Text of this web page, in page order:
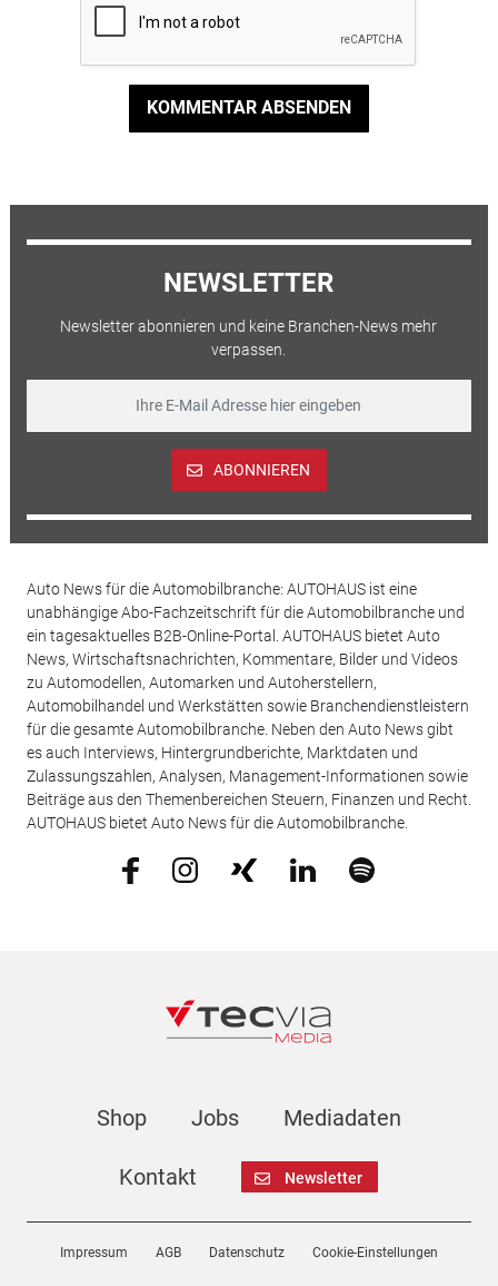
KOMMENTAR ABSENDEN
NEWSLETTER
Newsletter abonnieren und keine Branchen-News mehr
verpassen.
ABONNIEREN
Auto News für die Automobilbranche: AUTOHAUS ist eine
unabhängige Abo-Fachzeitschrift für die Automobilbranche und
ein tagesaktuelles B2B-Online-Portal. AUTOHAUS bietet Auto
News, Wirtschaftsnachrichten, Kommentare, Bilder und Videos
zu Automodellen, Automarken und Autoherstellern,
Automobilhandel und Werkstätten sowie Branchendienstleistern
für die gesamte Automobilbranche. Neben den Auto News gibt
es auch Interviews, Hintergrundberichte, Marktdaten und
Zulassungszahlen, Analysen, Management-Informationen sowie
Beiträge aus den Themenbereichen Steuern, Finanzen und Recht.
AUTOHAUS bietet Auto News für die Automobilbranche.
Shop Jobs Mediadaten
Kontakt Newsletter
Impressum AGB Datenschutz Cookie-Einstellungen